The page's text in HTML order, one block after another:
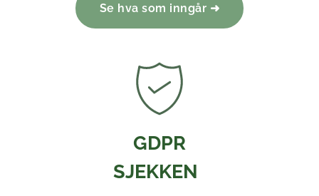
Se hva som inngår ➜
GDPR
SJEKKEN